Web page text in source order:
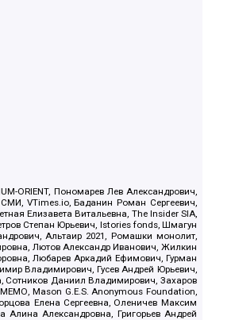
ORIENT, Пономарев Лев Александрович,
VTimes.io, Баданин Роман Сергеевич,
Елизавета Витальевна, The Insider SIA,
Степан Юрьевич, Istories fonds, Шмагун
Альтаир 2021, Ромашки монолит,
Лютов Александр Иванович, Жилкин
Любарев Аркадий Ефимович, Гурман
Владимирович, Гусев Андрей Юрьевич,
Сотников Даниил Владимирович, Захаров
Mason G.E.S. Anonymous Foundation,
Елена Сергеевна, Оленичев Максим
Алина Александровна, Григорьев Андрей